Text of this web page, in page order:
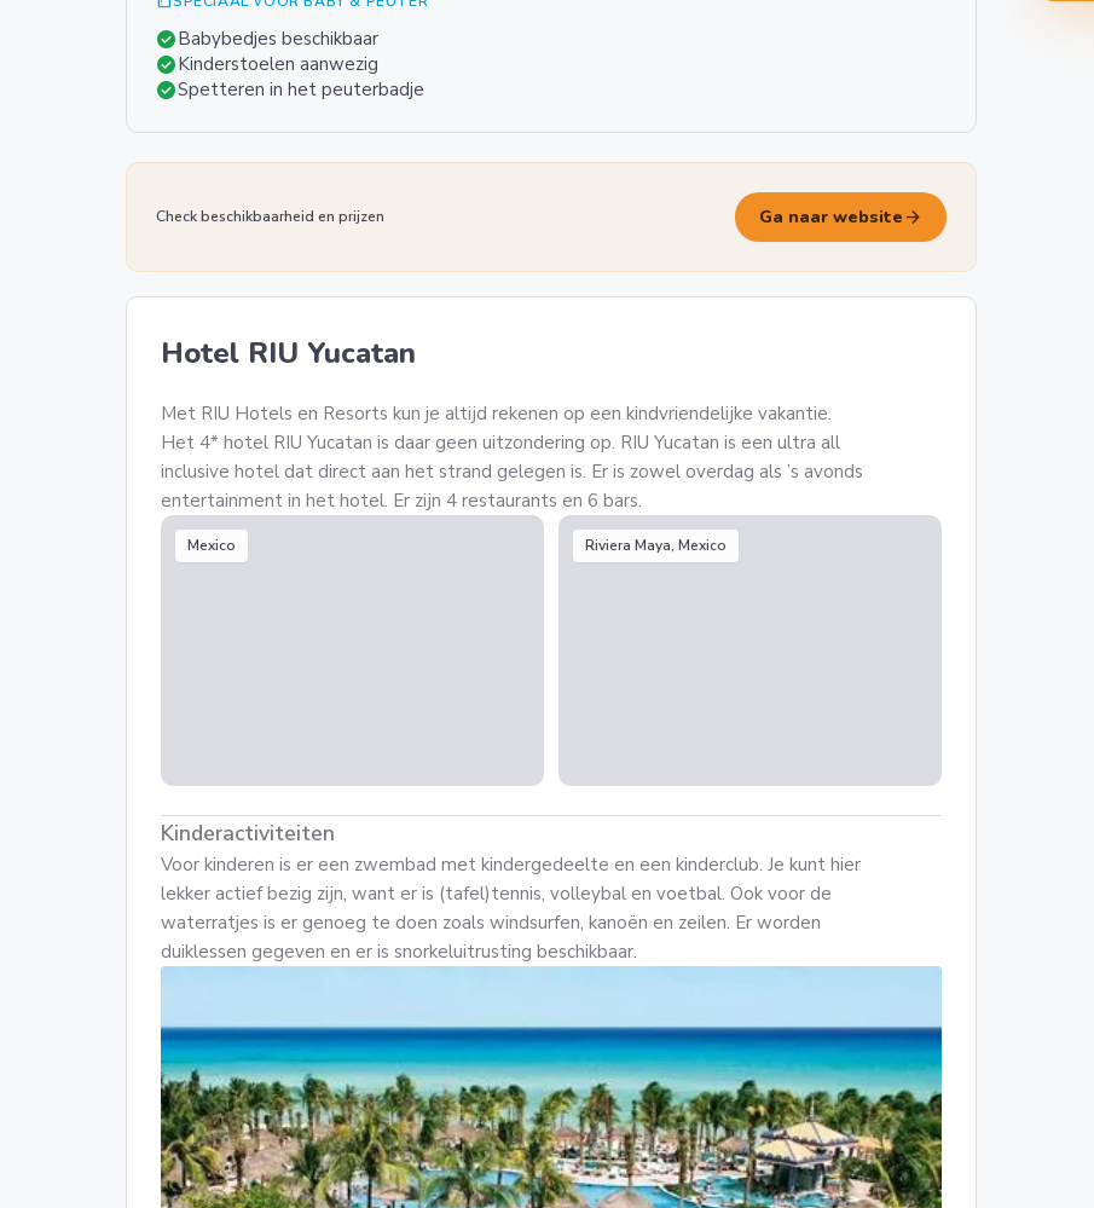
check_circleBabybedjes beschikbaar
check_circleKinderstoelen aanwezig
check_circleSpetteren in het peuterbadje
Check beschikbaarheid en prijzen Ga naar website arrow_forward
Hotel RIU Yucatan
Met RIU Hotels en Resorts kun je altijd rekenen op een kindvriendelijke vakantie.
Het 4* hotel RIU Yucatan is daar geen uitzondering op. RIU Yucatan is een ultra all
inclusive hotel dat direct aan het strand gelegen is. Er is zowel overdag als ’s avonds
entertainment in het hotel. Er zijn 4 restaurants en 6 bars.
Mexico Riviera Maya, Mexico
Kinderactiviteiten
Voor kinderen is er een zwembad met kindergedeelte en een kinderclub. Je kunt hier
lekker actief bezig zijn, want er is (tafel)tennis, volleybal en voetbal. Ook voor de
waterratjes is er genoeg te doen zoals windsurfen, kanoën en zeilen. Er worden
duiklessen gegeven en er is snorkeluitrusting beschikbaar.